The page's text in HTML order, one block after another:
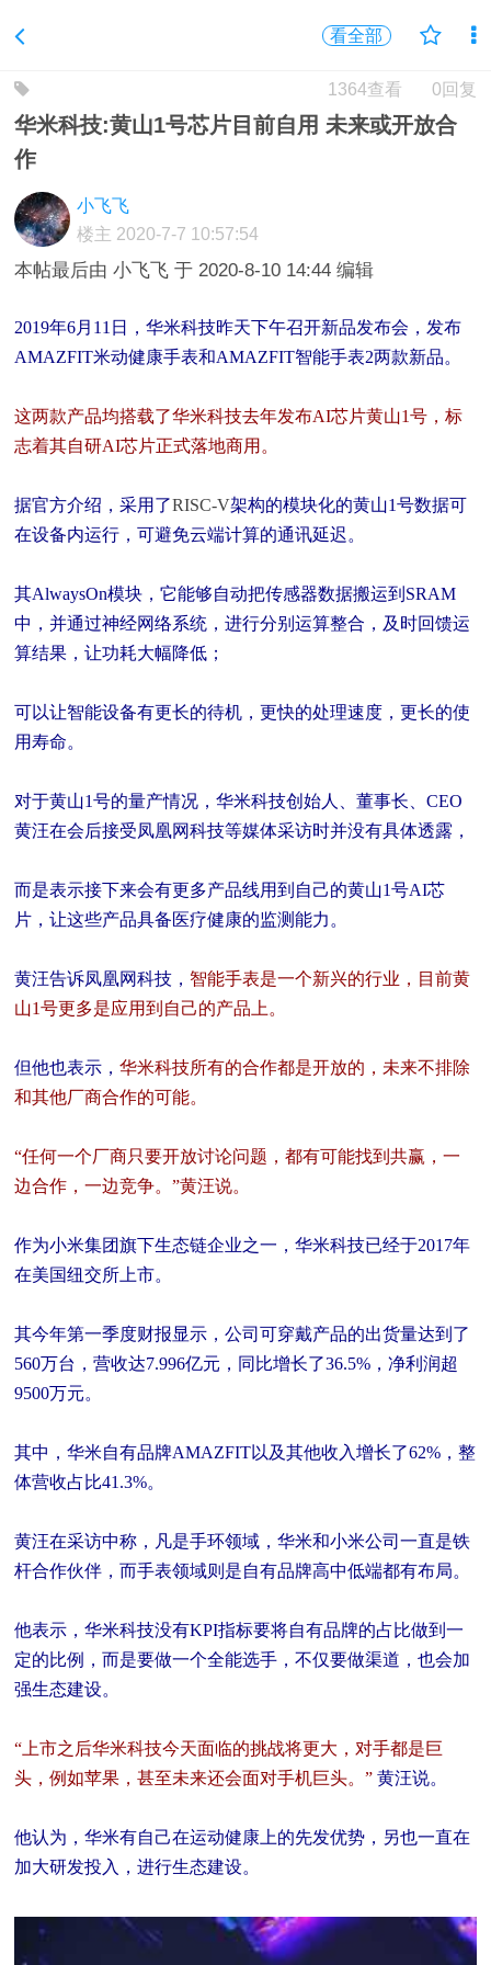
看全部
0回复
1364查看
华米科技:黄山1号芯片目前自用 未来或开放合
作
小飞飞
楼主 2020-7-7 10:57:54
本帖最后由 小飞飞 于 2020-8-10 14:44 编辑
2019年6月11日，华米科技昨天下午召开新品发布会，发布
AMAZFIT米动健康手表和AMAZFIT智能手表2两款新品。
这两款产品均搭载了华米科技去年发布AI芯片黄山1号，标
志着其自研AI芯片正式落地商用。
据官方介绍，采用了RISC-V架构的模块化的黄山1号数据可
在设备内运行，可避免云端计算的通讯延迟。
其AlwaysOn模块，它能够自动把传感器数据搬运到SRAM
中，并通过神经网络系统，进行分别运算整合，及时回馈运
算结果，让功耗大幅降低；
可以让智能设备有更长的待机，更快的处理速度，更长的使
用寿命。
对于黄山1号的量产情况，华米科技创始人、董事长、CEO
黄汪在会后接受凤凰网科技等媒体采访时并没有具体透露，
而是表示接下来会有更多产品线用到自己的黄山1号AI芯
片，让这些产品具备医疗健康的监测能力。
黄汪告诉凤凰网科技， 智能手表是一个新兴的行业，目前黄
山1号更多是应用到自己的产品上。
但他也表示 ，华米科技所有的合作都是开放的，未来不排除
和其他厂商合作的可能。
“任何一个厂商只要开放讨论问题，都有可能找到共赢，一
边合作，一边竞争。”黄汪说。
作为小米集团旗下生态链企业之一，华米科技已经于2017年
在美国纽交所上市。
其今年第一季度财报显示，公司可穿戴产品的出货量达到了
560万台，营收达7.996亿元，同比增长了36.5%，净利润超
9500万元。
其中，华米自有品牌AMAZFIT以及其他收入增长了62%，整
体营收占比41.3%。
黄汪在采访中称，凡是手环领域，华米和小米公司一直是铁
杆合作伙伴，而手表领域则是自有品牌高中低端都有布局。
他表示，华米科技没有KPI指标要将自有品牌的占比做到一
定的比例，而是要做一个全能选手，不仅要做渠道，也会加
强生态建设。
“上市之后华米科技今天面临的挑战将更大，对手都是巨
头，例如苹果，甚至未来还会面对手机巨头。”黄汪说。
他认为，华米有自己在运动健康上的先发优势，另也一直在
加大研发投入，进行生态建设。